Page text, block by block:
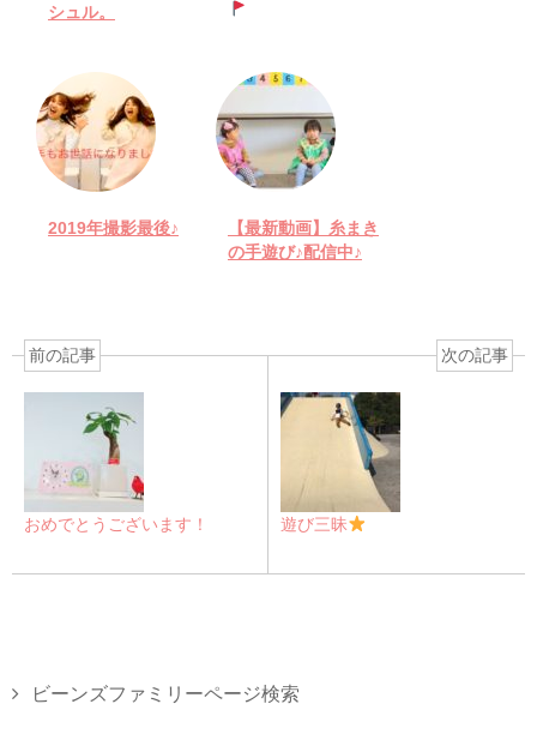
シュル。
2019年撮影最後♪
【最新動画】糸まき
の手遊び♪配信中♪
前の記事
おめでとうございます！
次の記事
遊び三昧
ビーンズファミリーページ検索